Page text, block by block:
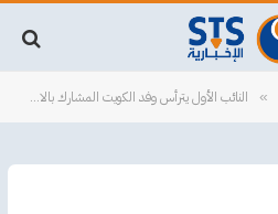
» النائب الأول يترأس وفد الكويت المشارك بالاجتماع الأمني الخليجي الطارئ